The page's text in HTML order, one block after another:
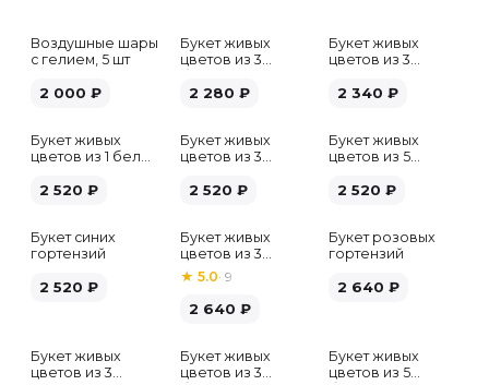
Воздушные шары
с гелием, 5 шт
2 000 ₽
Букет живых
цветов из 3
2 280 ₽
Букет живых
цветов из 3
2 340 ₽
Букет живых
цветов из 1 белой
2 520 ₽
Букет живых
цветов из 3
2 520 ₽
Букет живых
цветов из 5
микс
2 520 ₽
Букет синих
гортензий
2 520 ₽
Букет живых
цветов из 3
розовых пионов
★ 5.0· 9
2 640 ₽
Букет розовых
гортензий
2 640 ₽
Букет живых
цветов из 3
Букет живых
цветов из 3
Хит
Букет живых
цветов из 5